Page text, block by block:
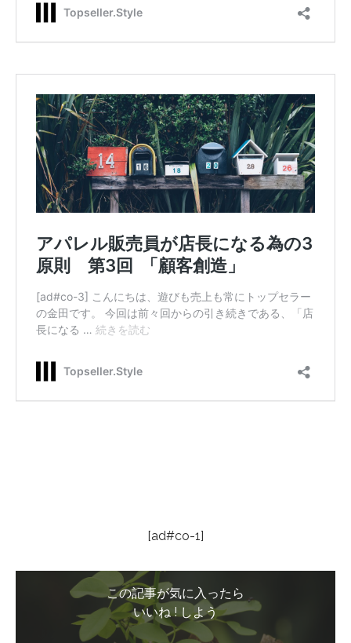
[ad#co-1]
この記事が気に入ったら
いいね ! しよう